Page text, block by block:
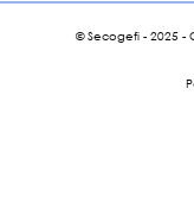
© Secogefi - 2025 -